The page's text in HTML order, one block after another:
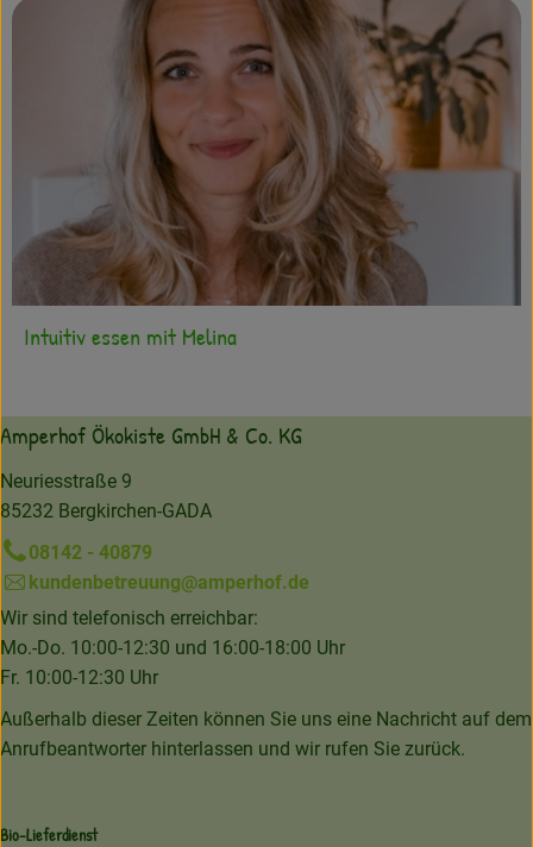
Intuitiv essen mit Melina
Amperhof Ökokiste GmbH & Co. KG
Neuriesstraße 9
85232 Bergkirchen-GADA
08142 - 40879
kundenbetreuung@amperhof.de
Wir sind telefonisch erreichbar:
Mo.-Do. 10:00-12:30 und 16:00-18:00 Uhr
Fr. 10:00-12:30 Uhr
Außerhalb dieser Zeiten können Sie uns eine Nachricht auf dem
Anrufbeantworter hinterlassen und wir rufen Sie zurück.
Bio-Lieferdienst